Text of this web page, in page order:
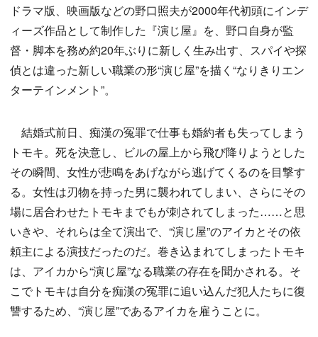
ドラマ版、映画版などの野口照夫が2000年代初頭にインデ
ィーズ作品として制作した『演じ屋』を、野口自身が監
督・脚本を務め約20年ぶりに新しく生み出す、スパイや探
偵とは違った新しい職業の形“演じ屋”を描く“なりきりエン
ターテインメント”。
結婚式前日、痴漢の冤罪で仕事も婚約者も失ってしまう
トモキ。死を決意し、ビルの屋上から飛び降りようとした
その瞬間、女性が悲鳴をあげながら逃げてくるのを目撃す
る。女性は刃物を持った男に襲われてしまい、さらにその
場に居合わせたトモキまでもが刺されてしまった……と思
いきや、それらは全て演出で、“演じ屋”のアイカとその依
頼主による演技だったのだ。巻き込まれてしまったトモキ
は、アイカから“演じ屋”なる職業の存在を聞かされる。そ
こでトモキは自分を痴漢の冤罪に追い込んだ犯人たちに復
讐するため、“演じ屋”であるアイカを雇うことに。